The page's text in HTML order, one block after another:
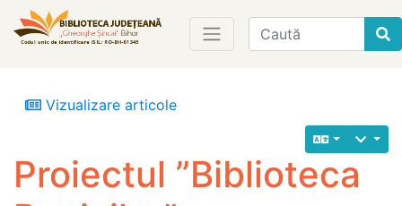
Find
Vizualizare articole
Proiectul ”Biblioteca